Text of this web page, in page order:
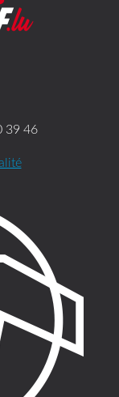
39 46